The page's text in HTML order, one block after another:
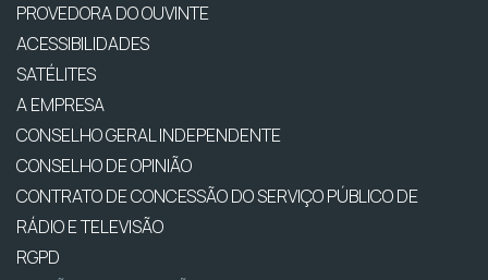
PROVEDORA DO OUVINTE
ACESSIBILIDADES
SATÉLITES
A EMPRESA
CONSELHO GERAL INDEPENDENTE
CONSELHO DE OPINIÃO
CONTRATO DE CONCESSÃO DO SERVIÇO PÚBLICO DE
RÁDIO E TELEVISÃO
RGPD